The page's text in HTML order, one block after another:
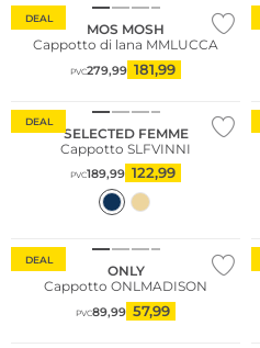
DEAL
MOS MOSH
Cappotto di lana MMLUCCA
PVC279,99 181,99
DEAL
SELECTED FEMME
Cappotto SLFVINNI
PVC189,99 122,99
DEAL
ONLY
Cappotto ONLMADISON
PVC89,99 57,99